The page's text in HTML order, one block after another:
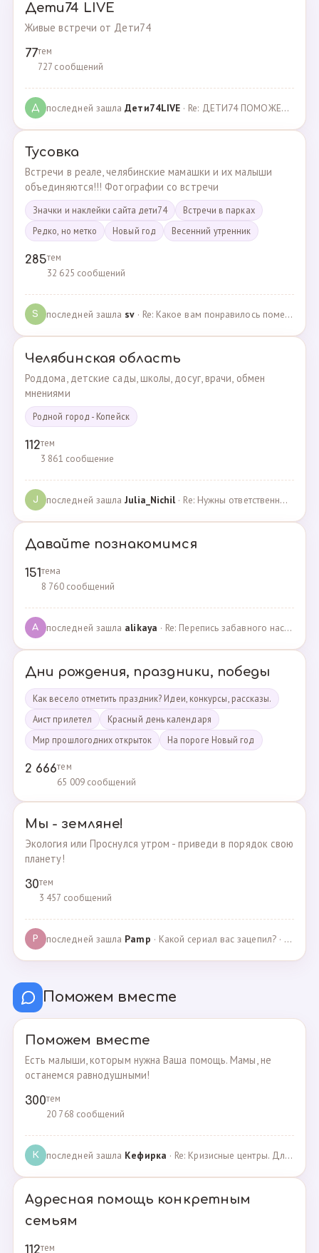
Дети74 LIVE
Живые встречи от Дети74
77тем
727 сообщений
Д последней зашлаДeти74LIVE · Re: ДЕТИ74 ПОМОЖЕМ ВМЕСТЕ · 27.12.2021
Тусовка
Встречи в реале, челябинские мамашки и их малыши
объединяются!!! Фотографии со встречи
Значки и наклейки сайта дети74
Встречи в парках
Редко, но метко
Новый год Весенний утренник
285тем
32 625 сообщений
S последней зашла sv· Re: Какое вам понравилось помещения для проведения … · 07.05.2025
Челябинская область
Роддома, детские сады, школы, досуг, врачи, обмен
мнениями
Родной город - Копейск
112тем
3 861 сообщение
J последней зашлаJulia_Nichil· Re: Нужны ответственные и любящие детей сотрудники … · 22.07.2024
Давайте познакомимся
151тема
8 760 сообщений
A последней зашла alikaya · Re: Перепись забавного населения!!! · 09.09.2023
Дни рождения, праздники, победы
Как весело отметить праздник? Идеи, конкурсы, рассказы.
Аист прилетел
Красный день календаря
Мир прошлогодних открыток
На пороге Новый год
2 666тем
65 009 сообщений
Мы - земляне!
Экология или Проснулся утром - приведи в порядок свою
планету!
30тем
3 457 сообщений
P последней зашла Pamp · Какой сериал вас зацепил? · 07.05.2025
Поможем вместе
Поможем вместе
Есть малыши, которым нужна Ваша помощь. Мамы, не
останемся равнодушными!
300тем
20 768 сообщений
К последней зашла Кефирка · Re: Кризисные центры. Для женщин, попавших в трудн… · 06.03.2022
Адресная помощь конкретным
семьям
112тем